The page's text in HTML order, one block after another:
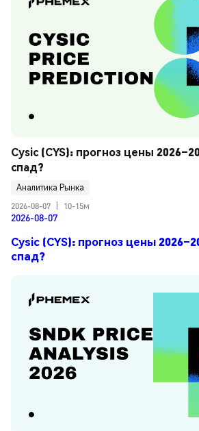
Cysic (CYS): прогноз цены
спад?
Аналитика Рынка
2026-08-07
10-15м
2026-08-07
Cysic (CYS): прогноз цены
спад?